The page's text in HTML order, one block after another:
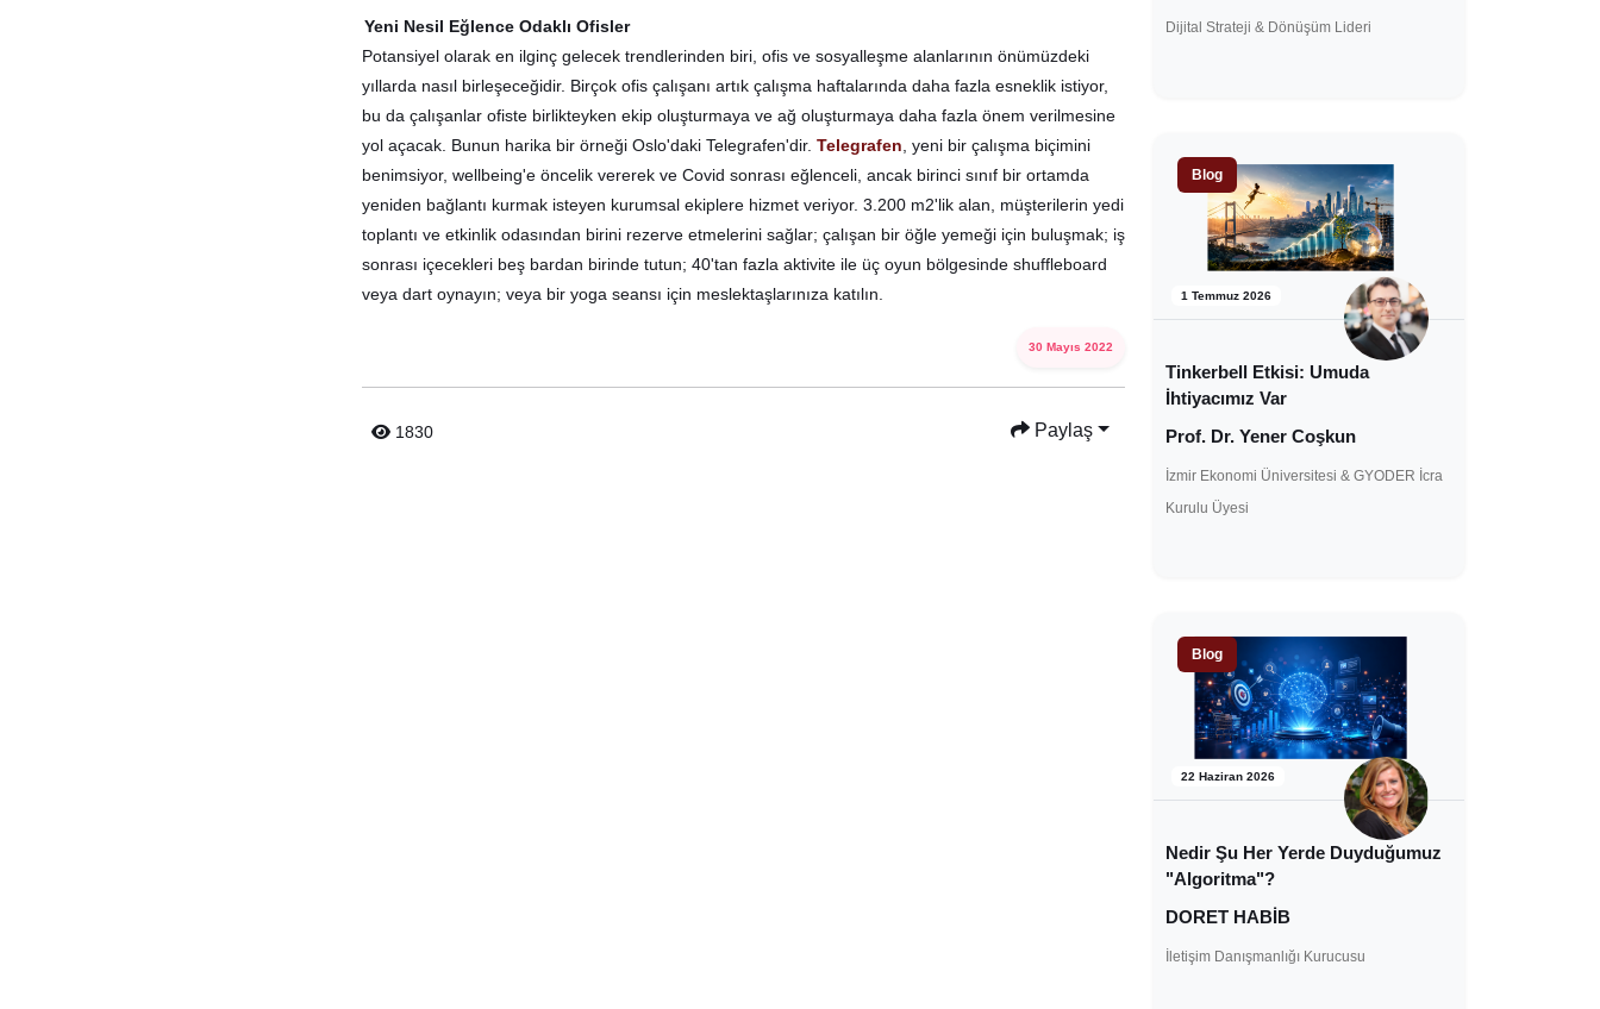
Yeni Nesil Eğlence Odaklı Ofisler
Potansiyel olarak en ilginç gelecek trendlerinden biri, ofis ve sosyalleşme alanlarının önümüzdeki
yıllarda nasıl birleşeceğidir. Birçok ofis çalışanı artık çalışma haftalarında daha fazla esneklik istiyor,
bu da çalışanlar ofiste birlikteyken ekip oluşturmaya ve ağ oluşturmaya daha fazla önem verilmesine
yol açacak. Bunun harika bir örneği Oslo'daki Telegrafen'dir. Telegrafen , yeni bir çalışma biçimini
benimsiyor, wellbeing'e öncelik vererek ve Covid sonrası eğlenceli, ancak birinci sınıf bir ortamda
yeniden bağlantı kurmak isteyen kurumsal ekiplere hizmet veriyor. 3.200 m2'lik alan, müşterilerin yedi
toplantı ve etkinlik odasından birini rezerve etmelerini sağlar; çalışan bir öğle yemeği için buluşmak; iş
sonrası içecekleri beş bardan birinde tutun; 40'tan fazla aktivite ile üç oyun bölgesinde shuffleboard
veya dart oynayın; veya bir yoga seansı için meslektaşlarınıza katılın.
30 Mayıs 2022
1830 Paylaş
Dijital Strateji & Dönüşüm Lideri
Blog
1 Temmuz 2026
Tinkerbell Etkisi: Umuda
İhtiyacımız Var
Prof. Dr. Yener Coşkun
İzmir Ekonomi Üniversitesi & GYODER İcra
Kurulu Üyesi
Blog
22 Haziran 2026
Nedir Şu Her Yerde Duyduğumuz
"Algoritma"?
DORET HABİB
İletişim Danışmanlığı Kurucusu